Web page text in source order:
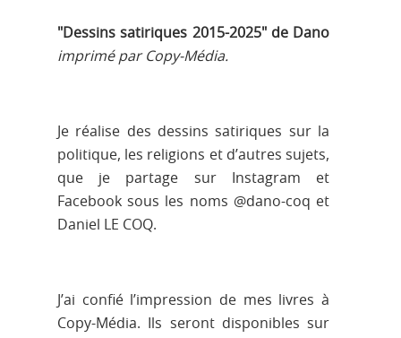
"Dessins satiriques 2015-2025" de Dano
imprimé par Copy-Média.
Je réalise des dessins satiriques sur la
politique, les religions et d’autres sujets,
que je partage sur Instagram et
Facebook sous les noms @dano-coq et
Daniel LE COQ.
J’ai confié l’impression de mes livres à
Copy-Média. Ils seront disponibles sur